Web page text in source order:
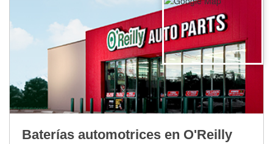
Baterías automotrices en O'Reilly